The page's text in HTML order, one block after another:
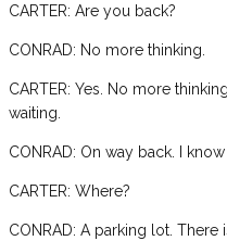
CARTER: Are you back?
CONRAD: No more thinking.
CARTER: Yes. No more
waiting.
CONRAD: On way back. I
CARTER: Where?
CONRAD: A parking lot.